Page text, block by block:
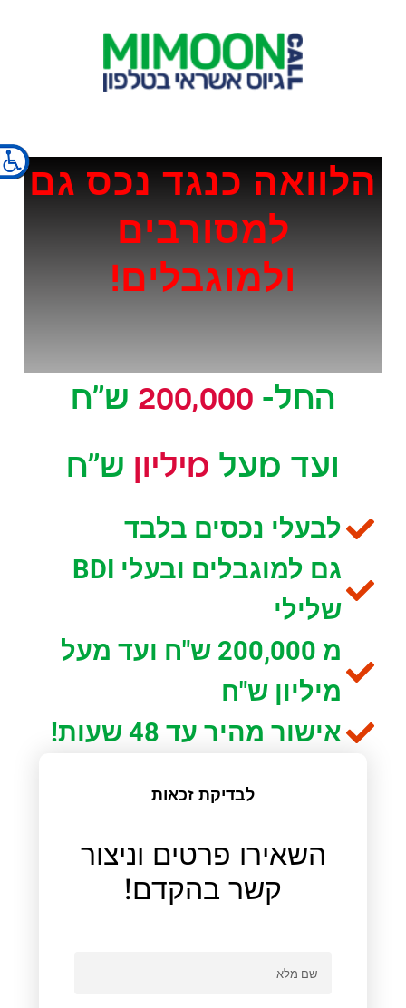
הלוואה כנגד נכס גם
למסורבים
ולמוגבלים!
החל- 200,000 ש"ח
ועד מעל מיליון ש"ח
לבעלי נכסים בלבד
גם למוגבלים ובעלי BDI
שלילי
מ 200,000 ש"ח ועד מעל
מיליון ש"ח
אישור מהיר עד 48 שעות!
לבדיקת זכאות
השאירו פרטים וניצור
קשר בהקדם!